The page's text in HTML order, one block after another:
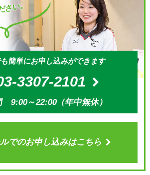
い。
簡単にお申し込みができます
3307-2101
9:00～22:00（年中無休）
でのお申し込みはこちら